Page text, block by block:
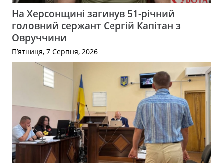
На Херсонщині загинув 51-річний
головний сержант Сергій Капітан з
Овруччини
П’ятниця, 7 Серпня, 2026